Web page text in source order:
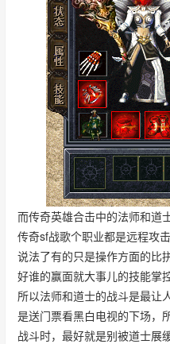
而传奇英雄合击中的法师和道
传奇sf战歌个职业都是远程攻
说法了有的只是操作方面的比
好谁的赢面就大事儿的技能掌
所以法师和道士的战斗是最让
是送门票看黑白电视的下场，
战斗时，最好就是别被道士展